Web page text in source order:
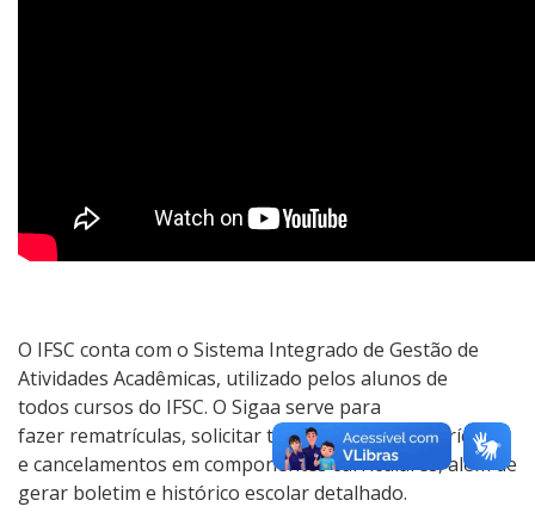
Intercâmbio Estudantil
Representação Estudantil
O IFSC conta com o Sistema Integrado de Gestão de
Atividades Acadêmicas, utilizado pelos alunos de
todos cursos do IFSC. O Sigaa serve para
fazer rematrículas, solicitar trancamento de matrículas
e cancelamentos em componentes curriculares, além de
gerar boletim e histórico escolar detalhado.